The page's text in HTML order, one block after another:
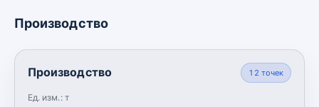
Производство
Производство
Ед. изм.: т
12 точек